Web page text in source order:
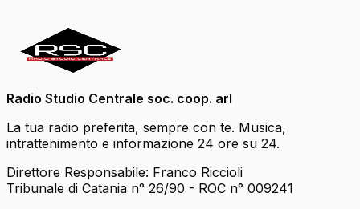
Radio Studio Centrale soc. coop. arl
La tua radio preferita, sempre con te. Musica,
intrattenimento e informazione 24 ore su 24.
Direttore Responsabile: Franco Riccioli
Tribunale di Catania n° 26/90 - ROC n° 009241